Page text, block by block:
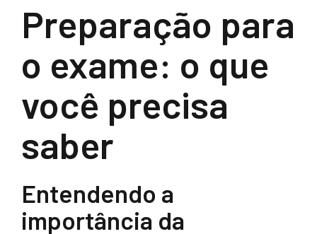
Preparação para
o exame: o que
você precisa
saber
Entendendo a
importância da